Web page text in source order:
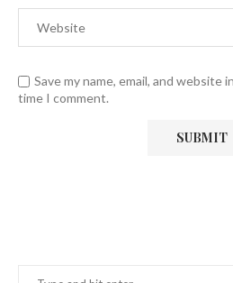
Save my name, email, and
time I comment.